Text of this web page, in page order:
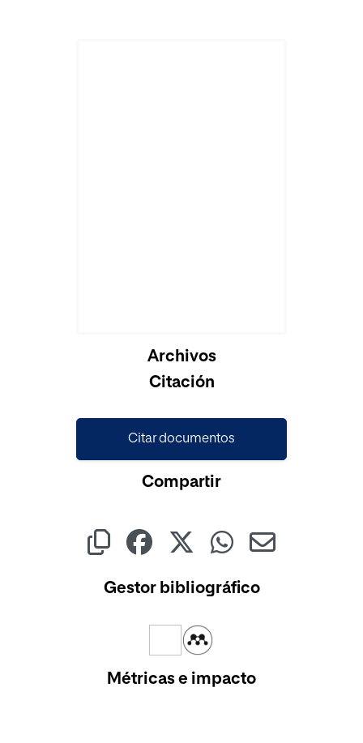
Archivos
Citación
Citar documentos
Compartir
Gestor bibliográfico
Métricas e impacto